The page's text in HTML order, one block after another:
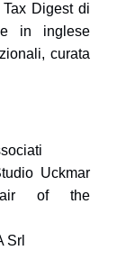
Digest di
in inglese
curata
Uckmar
of the
Srl